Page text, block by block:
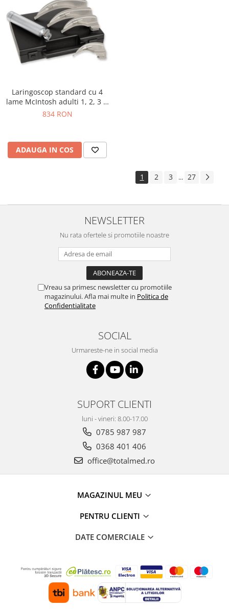
Laringoscop standard cu 4
lame McIntosh adulti 1, 2, 3 si
4
834 RON
ADAUGA IN COS
1 2 3 ... 27
NEWSLETTER
Nu rata ofertele si promotiile noastre
Vreau sa primesc newsletter cu promotiile
magazinului. Afla mai multe in Politica de
Confidentialitate
SOCIAL
Urmareste-ne in social media
SUPORT CLIENTI
luni - vineri: 8.00-17.00
0785 987 987
0368 401 406
office@totalmed.ro
MAGAZINUL MEU
PENTRU CLIENTI
DATE COMERCIALE